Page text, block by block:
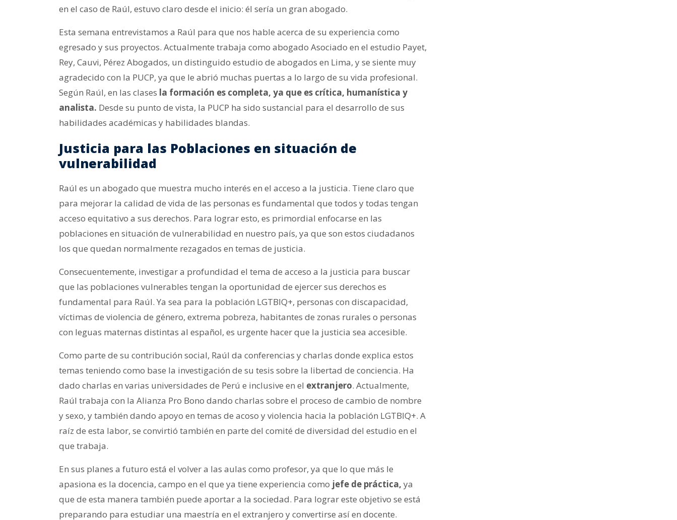
en el caso de Raúl, estuvo claro desde el inicio: él sería un gran abogado.
Esta semana entrevistamos a Raúl para que nos hable acerca de su experiencia como
egresado y sus proyectos. Actualmente trabaja como abogado Asociado en el estudio Payet,
Rey, Cauvi, Pérez Abogados, un distinguido estudio de abogados en Lima, y se siente muy
agradecido con la PUCP, ya que le abrió muchas puertas a lo largo de su vida profesional.
Según Raúl, en las clases la formación es completa, ya que es crítica, humanística y
analista. Desde su punto de vista, la PUCP ha sido sustancial para el desarrollo de sus
habilidades académicas y habilidades blandas.
Justicia para las Poblaciones en situación de
vulnerabilidad
Raúl es un abogado que muestra mucho interés en el acceso a la justicia. Tiene claro que
para mejorar la calidad de vida de las personas es fundamental que todos y todas tengan
acceso equitativo a sus derechos. Para lograr esto, es primordial enfocarse en las
poblaciones en situación de vulnerabilidad en nuestro país, ya que son estos ciudadanos
los que quedan normalmente rezagados en temas de justicia.
Consecuentemente, investigar a profundidad el tema de acceso a la justicia para buscar
que las poblaciones vulnerables tengan la oportunidad de ejercer sus derechos es
fundamental para Raúl. Ya sea para la población LGTBIQ+, personas con discapacidad,
víctimas de violencia de género, extrema pobreza, habitantes de zonas rurales o personas
con leguas maternas distintas al español, es urgente hacer que la justicia sea accesible.
Como parte de su contribución social, Raúl da conferencias y charlas donde explica estos
temas teniendo como base la investigación de su tesis sobre la libertad de conciencia. Ha
dado charlas en varias universidades de Perú e inclusive en el extranjero. Actualmente,
Raúl trabaja con la Alianza Pro Bono dando charlas sobre el proceso de cambio de nombre
y sexo, y también dando apoyo en temas de acoso y violencia hacia la población LGTBIQ+. A
raíz de esta labor, se convirtió también en parte del comité de diversidad del estudio en el
que trabaja.
En sus planes a futuro está el volver a las aulas como profesor, ya que lo que más le
apasiona es la docencia, campo en el que ya tiene experiencia como jefe de práctica, ya
que de esta manera también puede aportar a la sociedad. Para lograr este objetivo se está
preparando para estudiar una maestría en el extranjero y convertirse así en docente.